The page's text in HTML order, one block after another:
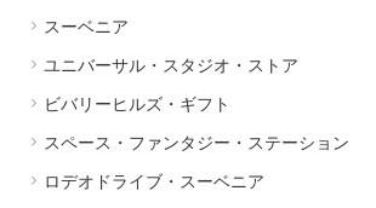
スーベニア
ユニバーサル・スタジオ・ストア
ビバリーヒルズ・ギフト
スペース・ファンタジー・ステーション
ロデオドライブ・スーベニア